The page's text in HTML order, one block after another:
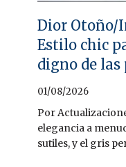
Dior Otoño/
Estilo chic
digno de las
01/08/2026
Por
elegancia a
sutiles, y el gris